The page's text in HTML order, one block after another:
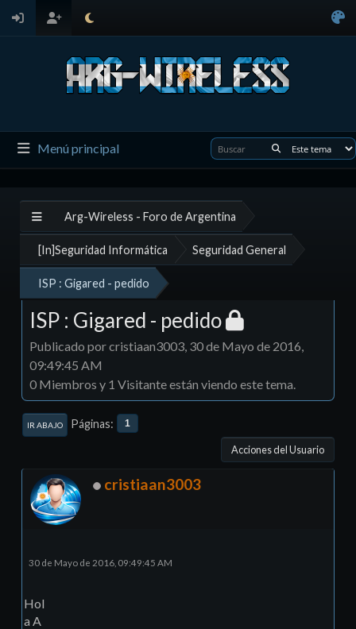
Menú principal
Arg-Wireless - Foro de Argentina
[In]Seguridad Informática Seguridad General
ISP : Gigared - pedido
ISP : Gigared - pedido
Publicado por cristiaan3003, 30 de Mayo de 2016,
09:49:45 AM
0 Miembros y 1 Visitante están viendo este tema.
IR ABAJO Páginas 1
Acciones del Usuario
cristiaan3003
30 de Mayo de 2016, 09:49:45 AM
Hol
a A